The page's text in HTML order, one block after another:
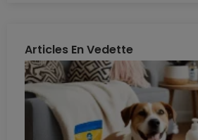
Articles En Vedette